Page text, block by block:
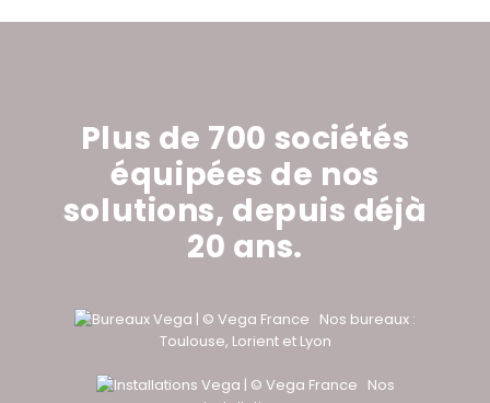
Plus de 700 sociétés
équipées de nos
solutions, depuis déjà
20 ans.
Nos bureaux :
Toulouse, Lorient et Lyon
Nos